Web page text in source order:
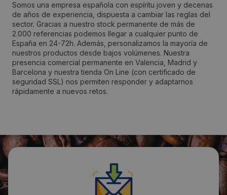
Somos una empresa española con espíritu joven y decenas
de años de experiencia, dispuesta a cambiar las reglas del
sector. Gracias a nuestro stock permanente de más de
2.000 referencias podemos llegar a cualquier punto de
España en 24-72h. Además, personalizamos la mayoría de
nuestros productos desde bajos volúmenes. Nuestra
presencia comercial permanente en Valencia, Madrid y
Barcelona y nuestra tienda On Line (con certificado de
seguridad SSL) nos permiten responder y adaptarnos
rápidamente a nuevos retos.
Francois
Dirección:
C/2a nave 10 parque empresarial tactica
Localidad:
Código Postal: